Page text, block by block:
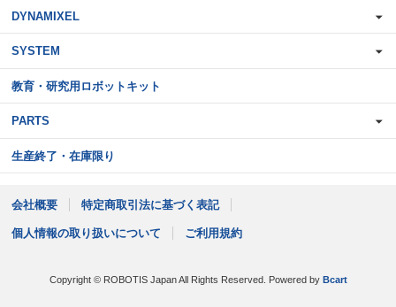
DYNAMIXEL
SYSTEM
教育・研究用ロボットキット
PARTS
生産終了・在庫限り
会社概要 特定商取引法に基づく表記
個人情報の取り扱いについて ご利用規約
Copyright © ROBOTIS Japan All Rights Reserved. Powered by Bcart